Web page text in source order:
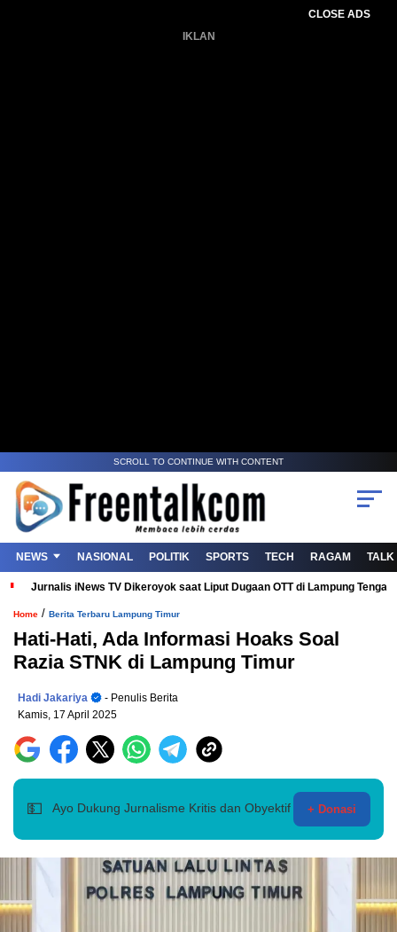
CLOSE ADS
IKLAN
SCROLL TO CONTINUE WITH CONTENT
NEWS NASIONAL POLITIK SPORTS TECH RAGAM TALK
Jurnalis iNews TV Dikeroyok saat Liput Dugaan OTT di Lampung
Home / Berita Terbaru Lampung Timur
Hati-Hati, Ada Informasi Hoaks Soal
Razia STNK di Lampung Timur
Hadi Jakariya
- Penulis Berita
Kamis, 17 April 2025
💵 Ayo Dukung Jurnalisme Kritis dan Obyektif + Donasi